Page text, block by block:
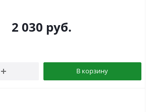
2 030 руб.
В корзину